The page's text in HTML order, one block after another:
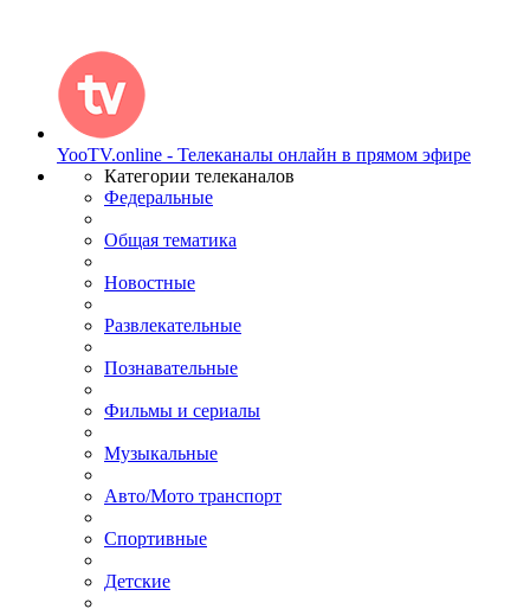
YooTV.online - Телеканалы онлайн в прямом эфире
Категории телеканалов
Федеральные
Общая тематика
Новостные
Развлекательные
Познавательные
Фильмы и сериалы
Музыкальные
Авто/Мото транспорт
Спортивные
Детские